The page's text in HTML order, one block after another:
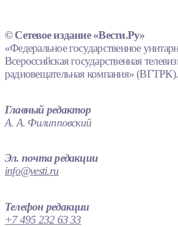
© Сетевое издание «Вести.Ру»
«Федеральное государственное
Всероссийская государственная
радиовещательная компания» (ВГТРК).
Главный редактор
А. А. Филипповский
Эл. почта редакции
info@vesti.ru
Телефон редакции
+7 495 232 63 33